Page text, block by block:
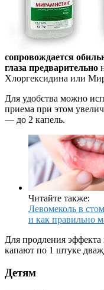
сопровождается
глаза предварительно
Хлоргексидина или
Для удобства можно
приема при этом
— до 2 капель.
Читайте также:
Левомеколь в
и как правильно
Для продления
капают по 1 штуке
Детям